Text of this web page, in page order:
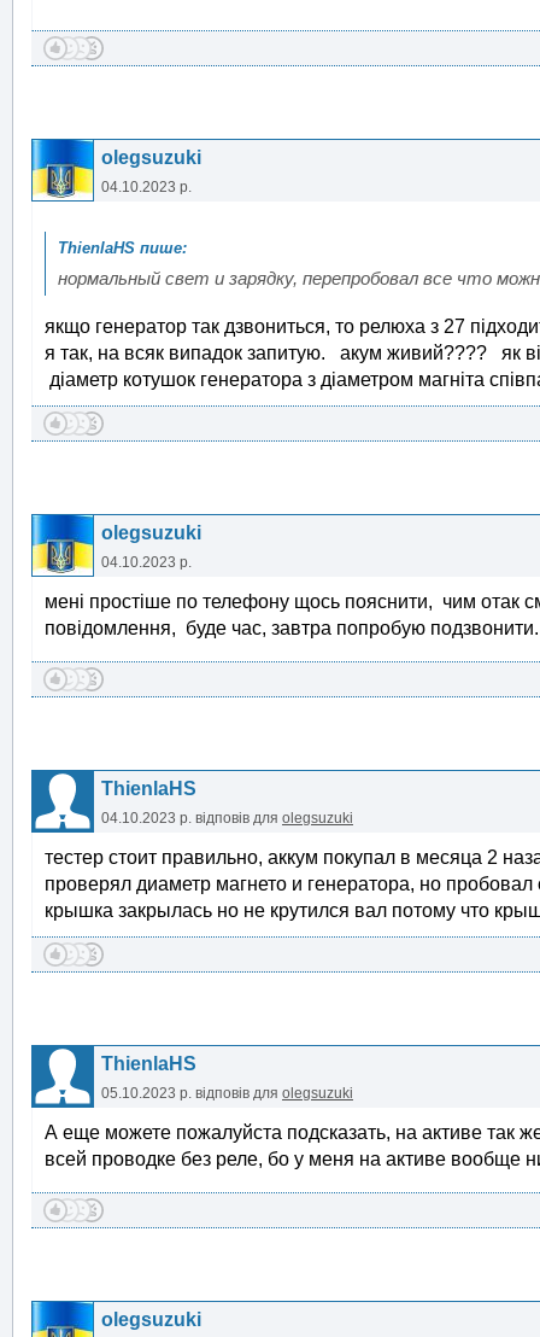
olegsuzuki
04.10.2023 р.
нормальный свет и зарядку, перепробовал все что
якщо генератор так дзвониться, то релюха з 27
я так, на всяк випадок запитую. акум живий???? як
діаметр котушок генератора з діаметром магніта
olegsuzuki
04.10.2023 р.
мені простіше по телефону щось пояснити, чим отак
повідомлення, буде час, завтра попробую
ThienlaHS
04.10.2023 р. відповів для olegsuzuki
тестер стоит правильно, аккум покупал в месяца 2
проверял диаметр магнето и генератора, но
крышка закрылась но не крутился вал потому что
ThienlaHS
05.10.2023 р. відповів для olegsuzuki
А еще можете пожалуйста подсказать, на активе так
всей проводке без реле, бо у меня на активе вообще
olegsuzuki